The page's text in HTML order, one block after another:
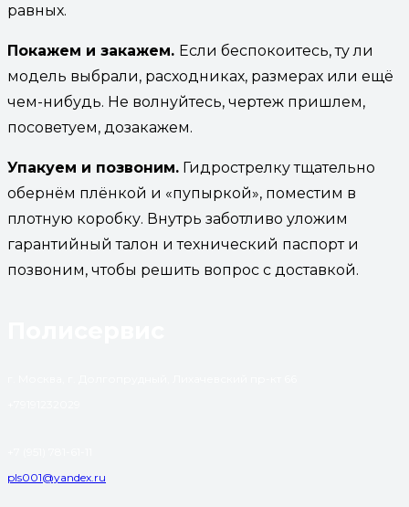
равных.
Покажем и закажем. Если беспокоитесь, ту ли
модель выбрали, расходниках, размерах или ещё
чем-нибудь. Не волнуйтесь, чертеж пришлем,
посоветуем, дозакажем.
Упакуем и позвоним. Гидрострелку тщательно
обернём плёнкой и «пупыркой», поместим в
плотную коробку. Внутрь заботливо уложим
гарантийный талон и технический паспорт и
позвоним, чтобы решить вопрос с доставкой.
pls001@yandex.ru